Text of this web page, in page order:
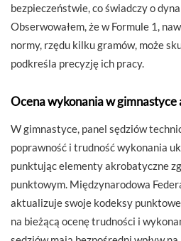
bezpieczeństwie, co świadczy o
Obserwowałem, że w Formule 1,
normy, rzędu kilku gramów, może
podkreśla precyzję ich pracy.
Ocena wykonania w
W gimnastyce, panel sędziów
poprawność i trudność wykonania
punktując elementy akrobatyczne
punktowym. Międzynarodowa
aktualizuje swoje kodeksy
na bieżącą ocenę trudności i